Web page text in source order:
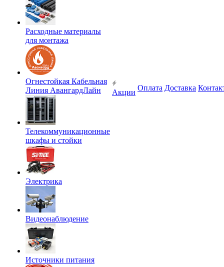
Расходные материалы
для монтажа
Огнестойкая Кабельная
Линия АвангардЛайн
Телекоммуникационные
шкафы и стойки
Электрика
Видеонаблюдение
Источники питания
Акции
Оплата Доставка